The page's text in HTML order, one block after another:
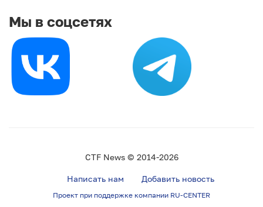
Мы в соцсетях
CTF News © 2014-2026
Написать нам Добавить новость
Проект при поддержке компании RU-CENTER